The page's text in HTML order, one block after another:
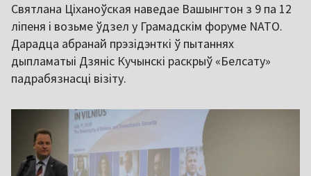
Святлана Ціханоўская наведае Вашынгтон з 9 па 12
ліпеня і возьме ўдзел у Грамадскім форуме NATO.
Дарадца абранай прэзідэнткі ў пытаннях
дыпламатыі Дзяніс Кучынскі раскрыў «Белсату»
падрабязнасці візіту.